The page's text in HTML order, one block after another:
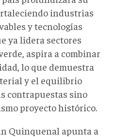
industrias
y tecnologías
ya lidera sectores
aspira a combinar
lo que demuestra
y el equilibrio
contrapuestas sino
proyecto histórico.
Quinquenal apunta a